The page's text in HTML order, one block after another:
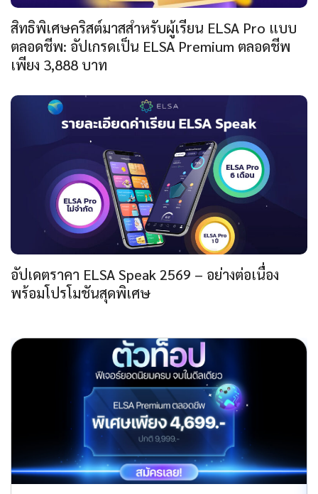
สิทธิพิเศษคริสต์มาสสำหรับผู้เรียน ELSA Pro แบบ
ตลอดชีพ: อัปเกรดเป็น ELSA Premium ตลอดชีพ
เพียง 3,888 บาท
อัปเดตราคา ELSA Speak 2569 – อย่างต่อเนื่อง
พร้อมโปรโมชันสุดพิเศษ